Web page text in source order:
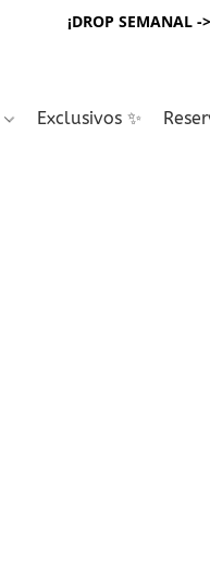
¡DROP SEMANAL
Exclusivos ✨